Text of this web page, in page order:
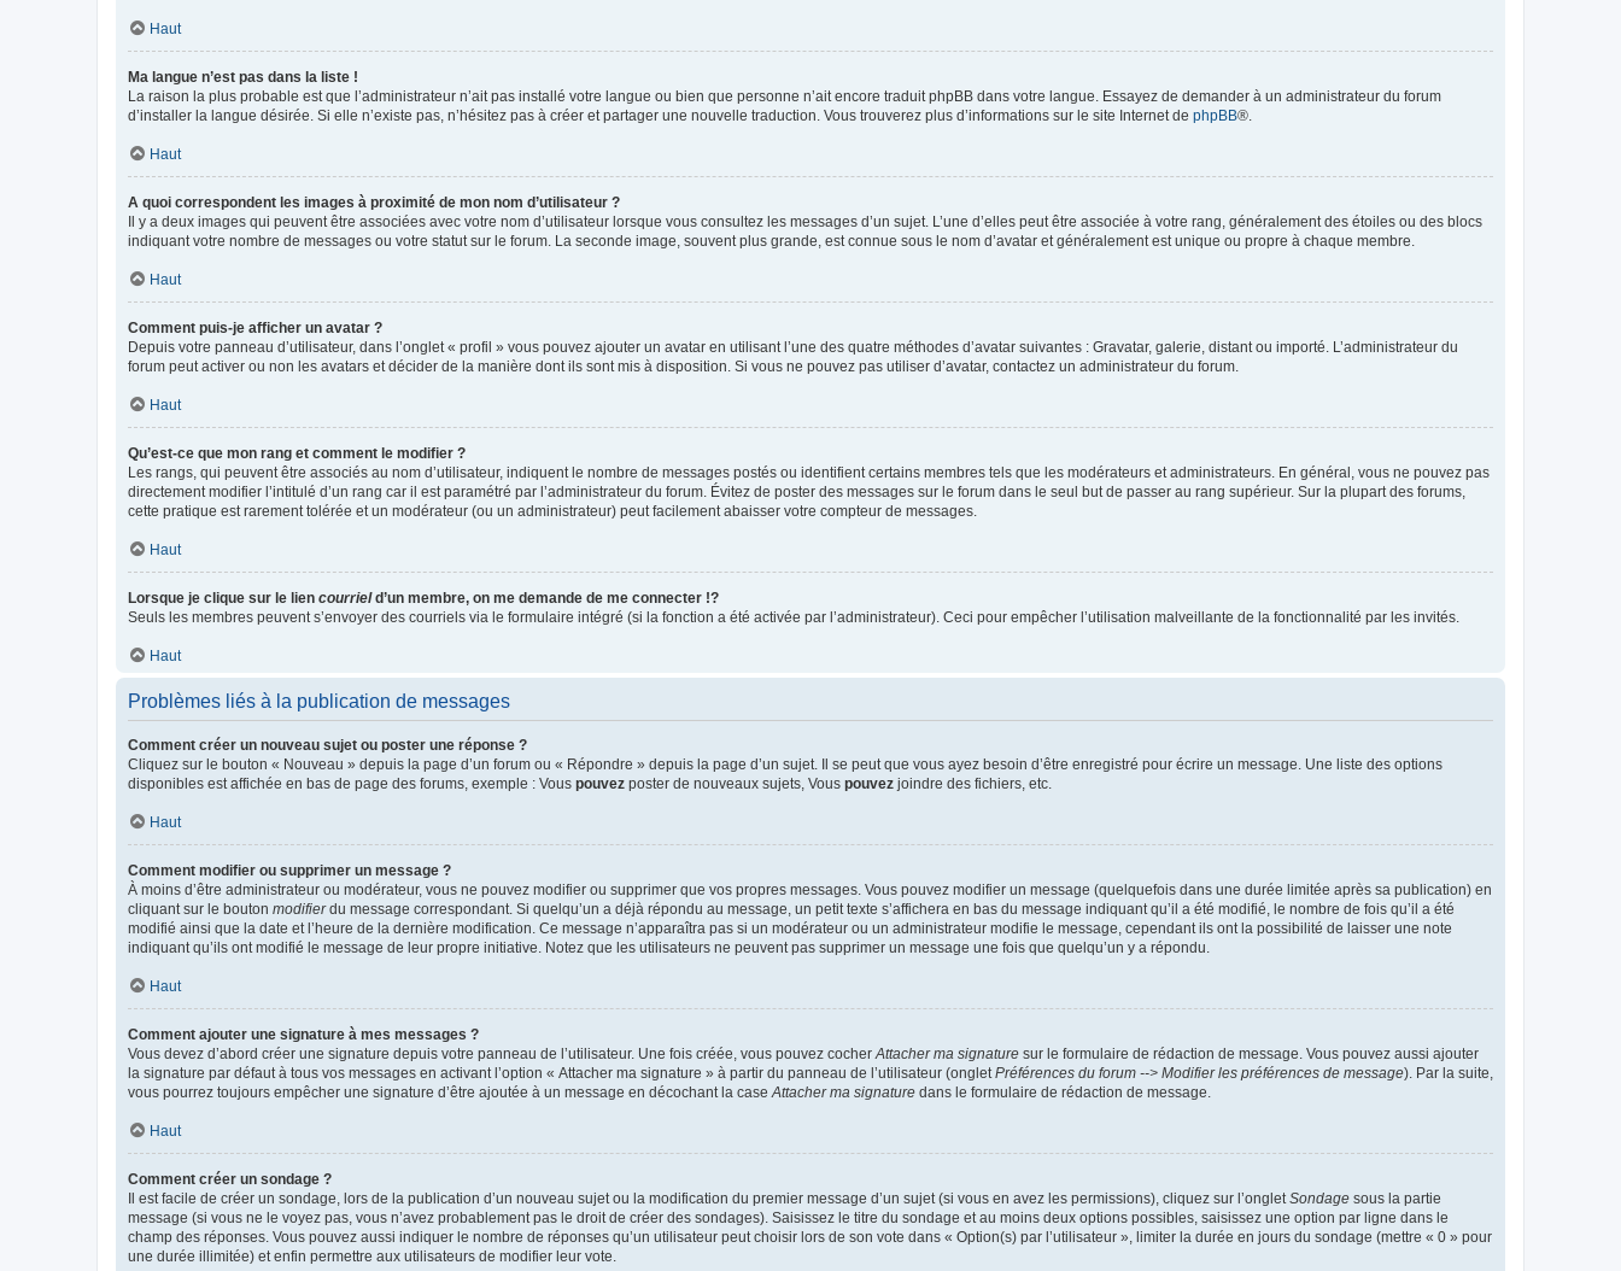
Haut
Ma langue n’est pas dans la liste !
La raison la plus probable est que l’administrateur n’ait pas installé votre langue ou bien que personne n’ait encore traduit phpBB dans votre langue. Essayez de demander à un administrateur du forum
d’installer la langue désirée. Si elle n’existe pas, n’hésitez pas à créer et partager une nouvelle traduction. Vous trouverez plus d’informations sur le site Internet de phpBB®.
Haut
A quoi correspondent les images à proximité de mon nom d’utilisateur ?
Il y a deux images qui peuvent être associées avec votre nom d’utilisateur lorsque vous consultez les messages d’un sujet. L’une d’elles peut être associée à votre rang, généralement des étoiles ou des blocs
indiquant votre nombre de messages ou votre statut sur le forum. La seconde image, souvent plus grande, est connue sous le nom d’avatar et généralement est unique ou propre à chaque membre.
Haut
Comment puis-je afficher un avatar ?
Depuis votre panneau d’utilisateur, dans l’onglet « profil » vous pouvez ajouter un avatar en utilisant l’une des quatre méthodes d’avatar suivantes : Gravatar, galerie, distant ou importé. L’administrateur du
forum peut activer ou non les avatars et décider de la manière dont ils sont mis à disposition. Si vous ne pouvez pas utiliser d’avatar, contactez un administrateur du forum.
Haut
Qu’est-ce que mon rang et comment le modifier ?
Les rangs, qui peuvent être associés au nom d’utilisateur, indiquent le nombre de messages postés ou identifient certains membres tels que les modérateurs et administrateurs. En général, vous ne pouvez pas
directement modifier l’intitulé d’un rang car il est paramétré par l’administrateur du forum. Évitez de poster des messages sur le forum dans le seul but de passer au rang supérieur. Sur la plupart des forums,
cette pratique est rarement tolérée et un modérateur (ou un administrateur) peut facilement abaisser votre compteur de messages.
Haut
Lorsque je clique sur le lien courrield’un membre, on me demande de me connecter !?
Seuls les membres peuvent s’envoyer des courriels via le formulaire intégré (si la fonction a été activée par l’administrateur). Ceci pour empêcher l’utilisation malveillante de la fonctionnalité par les invités.
Haut
Problèmes liés à la publication de messages
Comment créer un nouveau sujet ou poster une réponse ?
Cliquez sur le bouton « Nouveau » depuis la page d’un forum ou « Répondre » depuis la page d’un sujet. Il se peut que vous ayez besoin d’être enregistré pour écrire un message. Une liste des options
disponibles est affichée en bas de page des forums, exemple : Vous pouvez poster de nouveaux sujets, Vous pouvez joindre des fichiers, etc.
Haut
Comment modifier ou supprimer un message ?
À moins d’être administrateur ou modérateur, vous ne pouvez modifier ou supprimer que vos propres messages. Vous pouvez modifier un message (quelquefois dans une durée limitée après sa publication) en
cliquant sur le bouton modifierdu message correspondant. Si quelqu’un a déjà répondu au message, un petit texte s’affichera en bas du message indiquant qu’il a été modifié, le nombre de fois qu’il a été
modifié ainsi que la date et l’heure de la dernière modification. Ce message n’apparaîtra pas si un modérateur ou un administrateur modifie le message, cependant ils ont la possibilité de laisser une note
indiquant qu’ils ont modifié le message de leur propre initiative. Notez que les utilisateurs ne peuvent pas supprimer un message une fois que quelqu’un y a répondu.
Haut
Comment ajouter une signature à mes messages ?
Vous devez d’abord créer une signature depuis votre panneau de l’utilisateur. Une fois créée, vous pouvez cocher Attacher ma signature sur le formulaire de rédaction de message. Vous pouvez aussi ajouter
la signature par défaut à tous vos messages en activant l’option « Attacher ma signature » à partir du panneau de l’utilisateur (onglet Préférences du forum --> Modifier les préférences de message). Par la suite,
vous pourrez toujours empêcher une signature d’être ajoutée à un message en décochant la case Attacher ma signature dans le formulaire de rédaction de message.
Haut
Comment créer un sondage ?
Il est facile de créer un sondage, lors de la publication d’un nouveau sujet ou la modification du premier message d’un sujet (si vous en avez les permissions), cliquez sur l’onglet Sondage sous la partie
message (si vous ne le voyez pas, vous n’avez probablement pas le droit de créer des sondages). Saisissez le titre du sondage et au moins deux options possibles, saisissez une option par ligne dans le
champ des réponses. Vous pouvez aussi indiquer le nombre de réponses qu’un utilisateur peut choisir lors de son vote dans « Option(s) par l’utilisateur », limiter la durée en jours du sondage (mettre « 0 » pour
une durée illimitée) et enfin permettre aux utilisateurs de modifier leur vote.